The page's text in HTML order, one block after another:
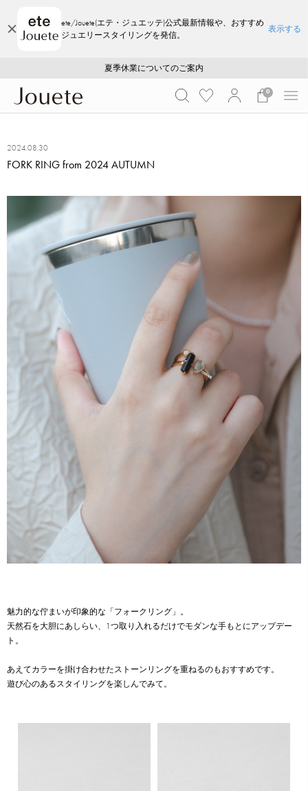
ete/Jouete(エテ・ジュエッテ)公式最新情報や、おすすめ
ジュエリースタイリングを発信。
表示する
採用のご案内
ご注文いただいたお品物のお届け状況について
夏季休業についてのご案内
WEB LIMITED ITEMS >>
採用のご案内
ご注文いただいたお品物のお届け状況について
0
2024.08.30
FORK RING from 2024 AUTUMN
魅力的な佇まいが印象的な「フォークリング」。
天然石を大胆にあしらい、1つ取り入れるだけでモダンな手もとにアップデー
ト。
あえてカラーを掛け合わせたストーンリングを重ねるのもおすすめです。
遊び心のあるスタイリングを楽しんでみて。